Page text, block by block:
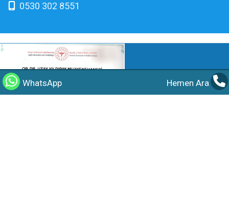
0530 302 8551
WhatsApp Hemen Ara